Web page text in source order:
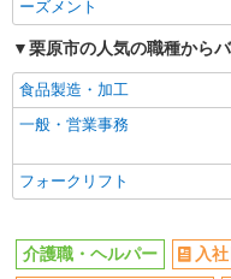
ーズメント
栗原市の人気の職種から
食品製造・加工
一般・営業事務
フォークリフト
介護職・ヘルパー 入